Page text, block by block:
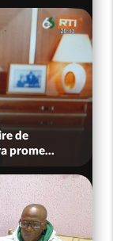
de
prome...